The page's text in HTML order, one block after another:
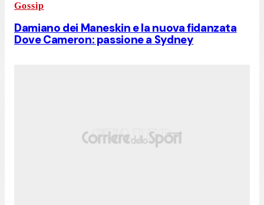
Gossip
Damiano dei Maneskin e la nuova fidanzata
Dove Cameron: passione a Sydney